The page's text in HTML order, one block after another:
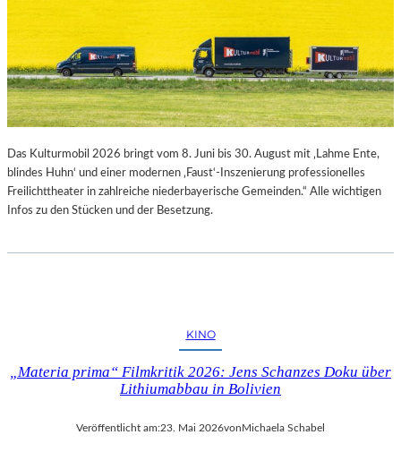
Das Kulturmobil 2026 bringt vom 8. Juni bis 30. August mit ‚Lahme Ente,
blindes Huhn‘ und einer modernen ‚Faust‘-Inszenierung professionelles
Freilichttheater in zahlreiche niederbayerische Gemeinden.“ Alle wichtigen
Infos zu den Stücken und der Besetzung.
KINO
„Materia prima“ Filmkritik 2026: Jens Schanzes Doku über
Lithiumabbau in Bolivien
Veröffentlicht am:23. Mai 2026von Michaela Schabel